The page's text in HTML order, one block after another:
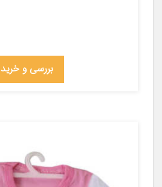
بررسی و خرید